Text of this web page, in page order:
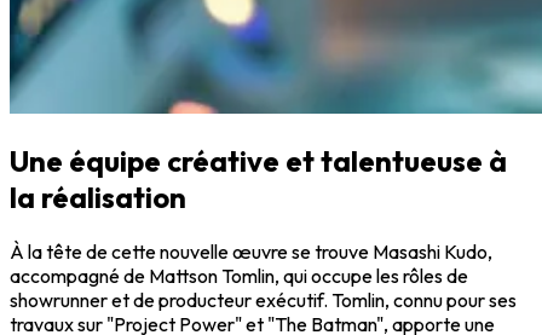
Une équipe créative et talentueuse à
la réalisation
À la tête de cette nouvelle œuvre se trouve Masashi Kudo,
accompagné de Mattson Tomlin, qui occupe les rôles de
showrunner et de producteur exécutif. Tomlin, connu pour ses
travaux sur "Project Power" et "The Batman", apporte une